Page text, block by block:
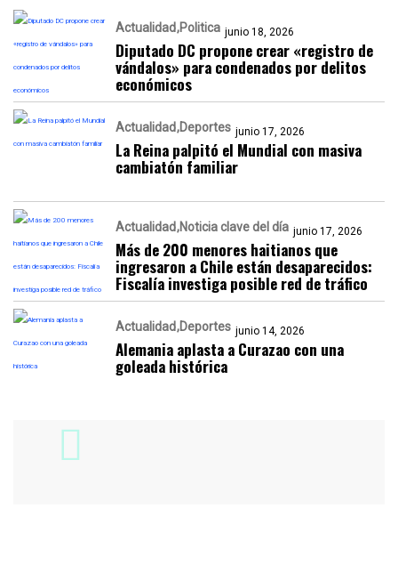
Actualidad Politica junio 18, 2026
Diputado DC propone crear «registro de
vándalos» para condenados por delitos
económicos
Actualidad Deportes junio 17, 2026
La Reina palpitó el Mundial con masiva
cambiatón familiar
Actualidad Noticia clave del día junio 17, 2026
Más de 200 menores haitianos que
ingresaron a Chile están desaparecidos:
Fiscalía investiga posible red de tráfico
Actualidad Deportes junio 14, 2026
Alemania aplasta a Curazao con una
goleada histórica